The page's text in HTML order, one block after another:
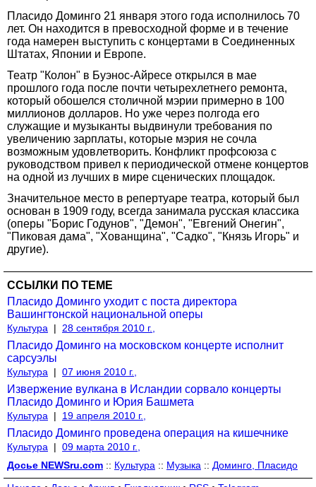
Пласидо Доминго 21 января этого года исполнилось 70
лет. Он находится в превосходной форме и в течение
года намерен выступить с концертами в Соединенных
Штатах, Японии и Европе.
Театр "Колон" в Буэнос-Айресе открылся в мае
прошлого года после почти четырехлетнего ремонта,
который обошелся столичной мэрии примерно в 100
миллионов долларов. Но уже через полгода его
служащие и музыканты выдвинули требования по
увеличению зарплаты, которые мэрия не сочла
возможным удовлетворить. Конфликт профсоюза с
руководством привел к периодической отмене концертов
на одной из лучших в мире сценических площадок.
Значительное место в репертуаре театра, который был
основан в 1909 году, всегда занимала русская классика
(оперы "Борис Годунов", "Демон", "Евгений Онегин",
"Пиковая дама", "Хованщина", "Садко", "Князь Игорь" и
другие).
ССЫЛКИ ПО ТЕМЕ
Пласидо Доминго уходит с поста директора
Вашингтонской национальной оперы
Культура | 28 сентября 2010 г.,
Пласидо Доминго на московском концерте исполнит
сарсуэлы
Культура | 07 июня 2010 г.,
Извержение вулкана в Исландии сорвало концерты
Пласидо Доминго и Юрия Башмета
Культура | 19 апреля 2010 г.,
Пласидо Доминго проведена операция на кишечнике
Культура | 09 марта 2010 г.,
Досье NEWSru.com :: Культура :: Музыка :: Доминго, Пласидо